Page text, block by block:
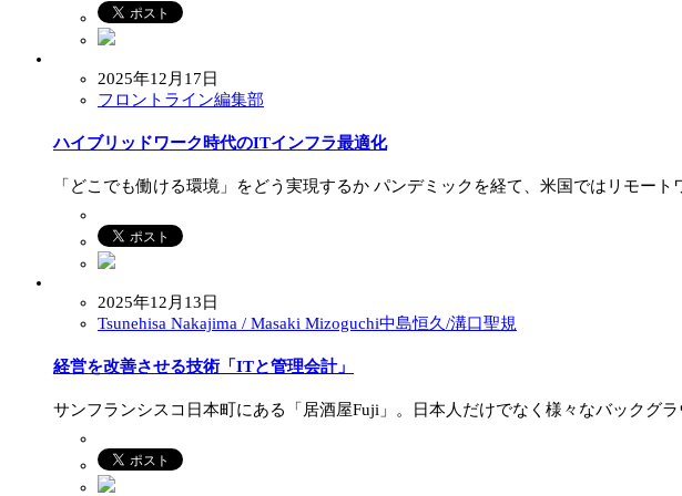
2025年12月17日
フロントライン編集部
ハイブリッドワーク時代のITインフラ最適化
「どこでも働ける環境」をどう実現するか パンデミックを経て、米国ではリモー
2025年12月13日
Tsunehisa Nakajima / Masaki Mizoguchi中島恒久/溝口聖規
経営を改善させる技術「ITと管理会計」
サンフランシスコ日本町にある「居酒屋Fuji」。日本人だけでなく様々なバックグ